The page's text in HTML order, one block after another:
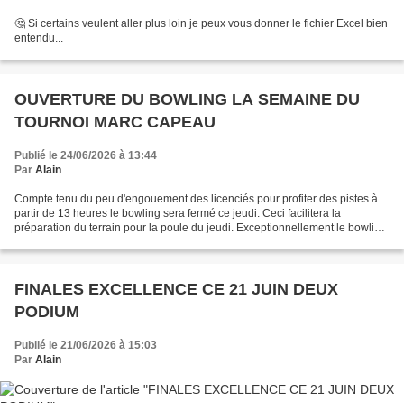
🤔 Si certains veulent aller plus loin je peux vous donner le fichier Excel bien
entendu...
OUVERTURE DU BOWLING LA SEMAINE DU
TOURNOI MARC CAPEAU
Publié le 24/06/2026 à 13:44
Par Alain
Compte tenu du peu d'engouement des licenciés pour profiter des pistes à
partir de 13 heures le bowling sera fermé ce jeudi. Ceci facilitera la
préparation du terrain pour la poule du jeudi. Exceptionnellement le bowling
FINALES EXCELLENCE CE 21 JUIN DEUX
PODIUM
Publié le 21/06/2026 à 15:03
Par Alain